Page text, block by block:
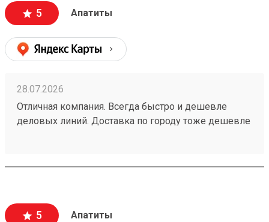
5 Апатиты
28.07.2026
Отличная компания. Всегда быстро и дешевле
деловых линий. Доставка по городу тоже дешевле
5 Апатиты